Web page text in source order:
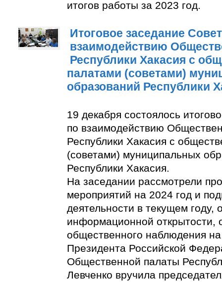
итогов работы за 2023 год.
Итоговое заседание
взаимодействию
Республики Хакасия с
палатами (советами)
образований Республики
19 декабря состоялось
по взаимодействию
Республики Хакасия с
(советами) муниципальных
Республики Хакасия.
На заседании рассмотрели
мероприятий на 2024 год и
деятельности в текущем году,
информационной открытости,
общественного наблюдения
Президента Российской
Общественной палаты
Левченко вручила